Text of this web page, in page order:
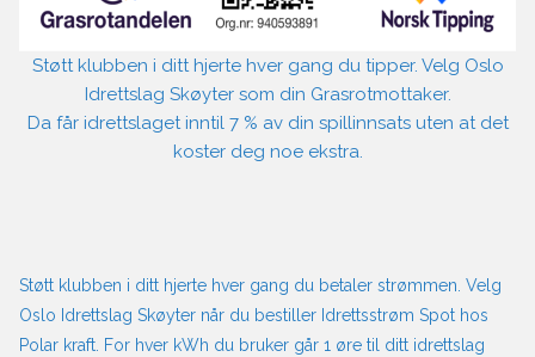
Støtt klubben i ditt hjerte hver gang du tipper. Velg Oslo
Idrettslag Skøyter som din Grasrotmottaker.
Da får idrettslaget inntil 7 % av din spillinnsats uten at det
koster deg noe ekstra.
Støtt klubben i ditt hjerte hver gang du betaler strømmen. Velg
Oslo Idrettslag Skøyter når du bestiller Idrettsstrøm Spot hos
Polar kraft. For hver kWh du bruker går 1 øre til ditt idrettslag